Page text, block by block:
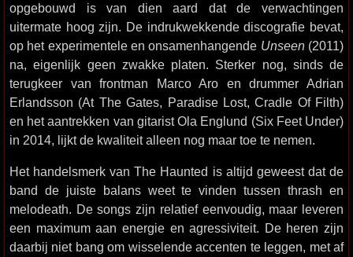
opgebouwd is van dien aard dat de verwachtingen
uitermate hoog zijn. De indrukwekkende discografie bevat,
op het experimentele en onsamenhangende Unseen(2011)
na, eigenlijk geen zwakke platen. Sterker nog, sinds de
terugkeer van frontman Marco Aro en drummer Adrian
Erlandsson (At The Gates, Paradise Lost, Cradle Of Filth)
en het aantrekken van gitarist Ola Englund (Six Feet Under)
in 2014, lijkt de kwaliteit alleen nog maar toe te nemen.
Het handelsmerk van The Haunted is altijd geweest dat de
band de juiste balans weet te vinden tussen thrash en
melodeath. De songs zijn relatief eenvoudig, maar leveren
een maximum aan energie en agressiviteit. De heren zijn
daarbij niet bang om wisselende accenten te leggen, met af